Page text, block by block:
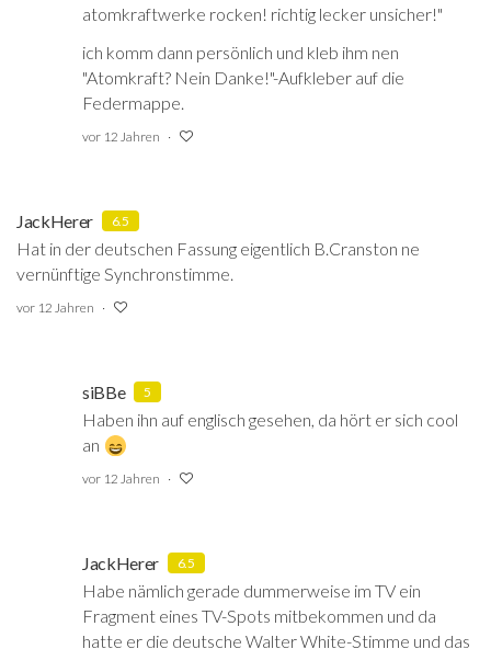
atomkraftwerke rocken! richtig lecker unsicher!"
ich komm dann persönlich und kleb ihm nen
"Atomkraft? Nein Danke!"-Aufkleber auf die
Federmappe.
vor 12 Jahren
JackHerer 6.5
Hat in der deutschen Fassung eigentlich B.Cranston ne
vernünftige Synchronstimme.
vor 12 Jahren
siBBe 5
Haben ihn auf englisch gesehen, da hört er sich cool
an
vor 12 Jahren
JackHerer 6.5
Habe nämlich gerade dummerweise im TV ein
Fragment eines TV-Spots mitbekommen und da
hatte er die deutsche Walter White-Stimme und das